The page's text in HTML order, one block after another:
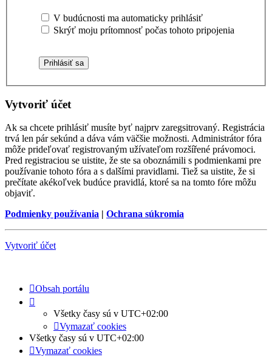
V budúcnosti ma automaticky prihlásiť
Skrýť moju prítomnosť počas tohoto pripojenia
Vytvoriť účet
Ak sa chcete prihlásiť musíte byť najprv zaregsitrovaný. Registrácia
trvá len pár sekúnd a dáva vám väčšie možnosti. Administrátor fóra
môže prideľovať registrovaným užívateľom rozšířené právomoci.
Pred registraciou se uistite, že ste sa oboznámili s podmienkami pre
používanie tohoto fóra a s dalšími pravidlami. Tiež sa uistite, že si
prečítate akékoľvek budúce pravidlá, ktoré sa na tomto fóre môžu
objaviť.
Podmienky používania | Ochrana súkromia
Vytvoriť účet
Obsah portálu
Všetky časy sú v UTC+02:00
Vymazať cookies
Všetky časy sú v UTC+02:00
Vymazať cookies